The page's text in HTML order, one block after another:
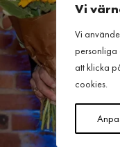
Vi
Vi
personliga
att klicka
cookies.